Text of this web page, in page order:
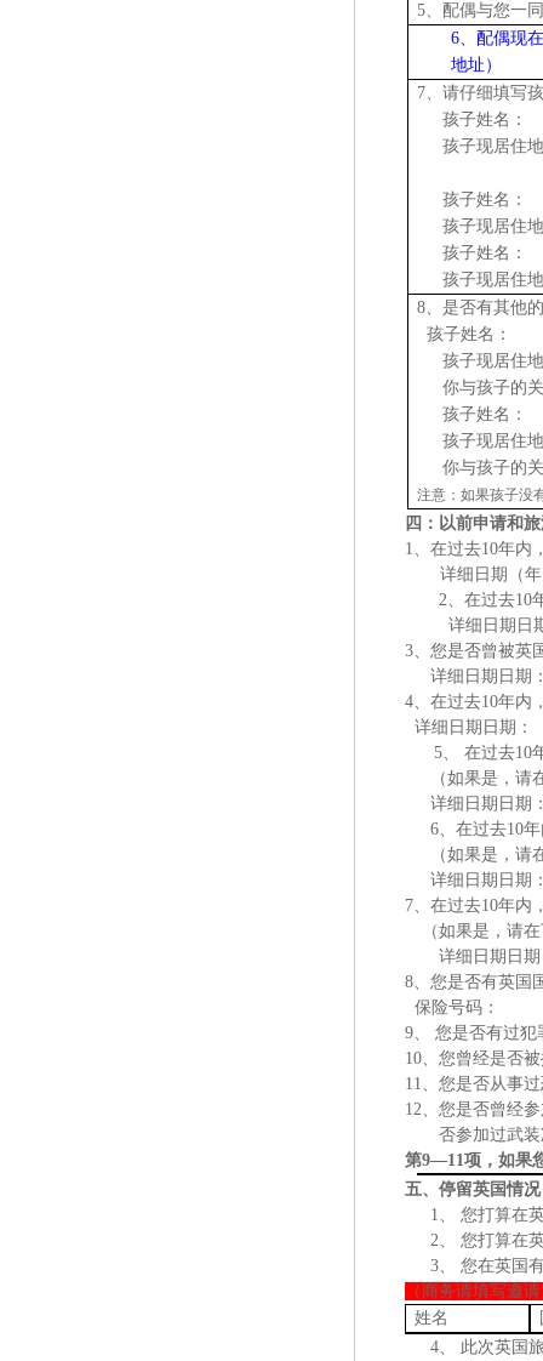
5、配偶与您
6、配偶现
地址）
7、请仔细填写
孩子姓名：
孩子现居住
孩子姓名：
孩子现居住
孩子姓名：
孩子现居住
8、是否有其他
孩子姓名：
孩子现居住
你与孩子的
孩子姓名：
孩子现居住
你与孩子的
注意：如果孩子没
四：以前申请和
1、在过去10年
详细日期（
2、在过去
详细日期日
3、您是否曾被
详细日期日期
4、在过去10年
详细日期日期：
5、 在过去10
（如果是，请
详细日期日期
6、在过去10
（如果是，请
详细日期日期
7、在过去10年
（如果是，请
详细日期日期
8、您是否有英国
保险号码：
9、 您是否有过
10、您曾经是
11、您是否从事
12、您是否曾经
否参加过武
第9—11项，如果
五、停留英国情况
1、 您打算在
2、 您打算在
3、 您在英国
（商务请填写邀
姓名
4、 此次英国